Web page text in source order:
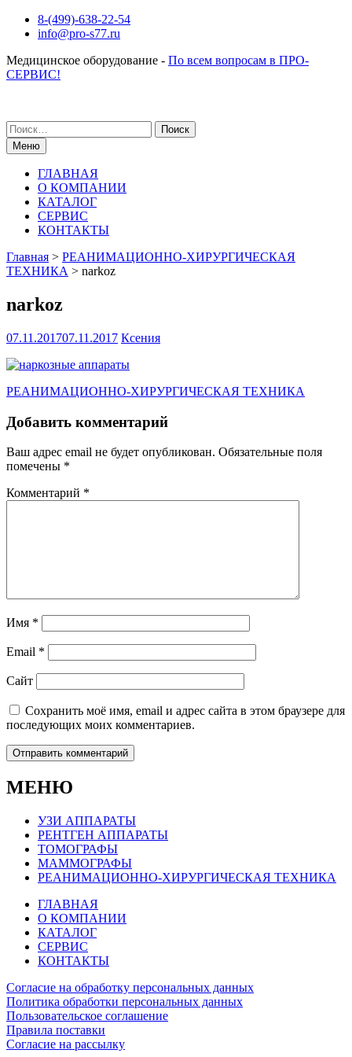
Перейти8-(499)-638-22-54
info@pro-s77.ru
Медицинское оборудование - По всем вопросам в ПРО-
СЕРВИС!
Поиск
по:Меню
ГЛАВНАЯ
О КОМПАНИИ
КАТАЛОГ
СЕРВИС
КОНТАКТЫ
Главная > РЕАНИМАЦИОННО-ХИРУРГИЧЕСКАЯ
ТЕХНИКА > narkoz
narkoz
07.11.201707.11.2017 Ксения
Навигация
по
записям
РЕАНИМАЦИОННО-ХИРУРГИЧЕСКАЯ ТЕХНИКА
Добавить комментарий
Ваш адрес email не будет опубликован. Обязательные поля
помечены *
Комментарий *
Имя *
Email *
Сайт
Сохранить моё имя, email и адрес сайта в этом браузере для
последующих моих комментариев.
МЕНЮ
УЗИ АППАРАТЫ
РЕНТГЕН АППАРАТЫ
ТОМОГРАФЫ
МАММОГРАФЫ
РЕАНИМАЦИОННО-ХИРУРГИЧЕСКАЯ ТЕХНИКА
ГЛАВНАЯ
О КОМПАНИИ
КАТАЛОГ
СЕРВИС
КОНТАКТЫ
Согласие на обработку персональных данных
Политика обработки персональных данных
Пользовательское соглашение
Правила поставки
Согласие на рассылку